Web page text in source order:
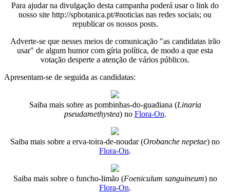
Para ajudar na divulgação desta campanha poderá usar o link do
nosso site http://spbotanica.pt/#noticias nas redes sociais; ou
republicar os nossos posts.
Adverte-se que nesses meios de comunicação "as candidatas irão
usar" de algum humor com gíria política, de modo a que esta
votação desperte a atenção de vários públicos.
Apresentam-se de seguida as candidatas:
Saiba mais sobre as pombinhas-do-guadiana (Linaria
pseudamethystea) no Flora-On.
Saiba mais sobre a erva-toira-de-noudar (Orobanche nepetae) no
Flora-On.
Saiba mais sobre o funcho-limão (Foeniculum sanguineum) no
Flora-On.